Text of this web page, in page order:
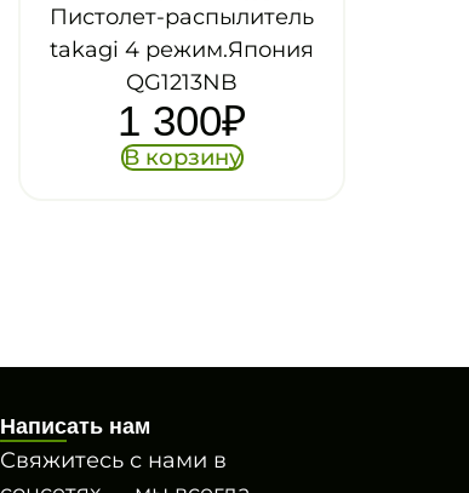
Распылитель
удлиненный
ЛЕПЕСТОК «Жук» 1/2-
3/4 (60см)
299₽
Написать нам
Свяжитесь с нами в